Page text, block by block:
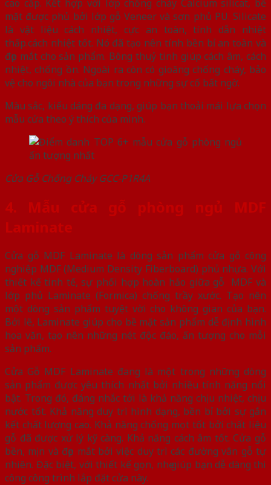
cao cấp. Kết hợp với lớp chống cháy Calcium silicat, bề
mặt được phủ bởi lớp gỗ Veneer và sơn phủ PU. Silicate
là vật liệu cách nhiệt, cực an toàn, tính dẫn nhiệt
thấp.cách nhiệt tốt. Nó đã tạo nên tính bền bỉ an toàn và
đẹp mắt cho sản phẩm. Bông thuỷ tinh giúp cách âm, cách
nhiệt, chống ồn. Ngoài ra còn có gioăng chống cháy, bảo
vệ cho ngôi nhà của bạn trong những sự cố bất ngờ.
Màu sắc, kiểu dáng đa dạng, giúp bạn thoải mái lựa chọn
mẫu cửa theo ý thích của mình.
Cửa Gỗ Chống Cháy GCC-P1R4A
4. Mẫu cửa gỗ phòng ngủ MDF
Laminate
Cửa gỗ MDF Laminate là dòng sản phẩm cửa gỗ công
nghiệp MDF (Medium Density Fiberboard) phủ nhựa. Với
thiết kế tinh tế, sự phối hợp hoàn hảo giữa gỗ MDF và
lớp phủ Laminate (Formica) chống trầy xước. Tạo nên
một dòng sản phẩm tuyệt vời cho không gian của bạn.
Bởi lẽ, Laminate giúp cho bề mặt sản phẩm dễ định hình
hoa văn, tạo nên những nét độc đáo, ấn tượng cho mỗi
sản phẩm.
Cửa Gỗ MDF Laminate đang là một trong những dòng
sản phẩm được yêu thích nhất bởi nhiều tính năng nổi
bật. Trong đó, đáng nhắc tới là khả năng chịu nhiệt, chịu
nước tốt. Khả năng duy trì hình dạng, bền bỉ bởi sự gắn
kết chất lượng cao. Khả năng chống mọt tốt bởi chất liệu
gỗ đã được xử lý kỹ càng. Khả năng cách âm tốt. Cửa gỗ
bền, mịn và đẹp mắt bởi việc duy trì các đường vân gỗ tự
nhiên. Đặc biệt, với thiết kế gọn, nhẹ giúp bạn dễ dàng thi
công công trình lắp đặt cửa này.